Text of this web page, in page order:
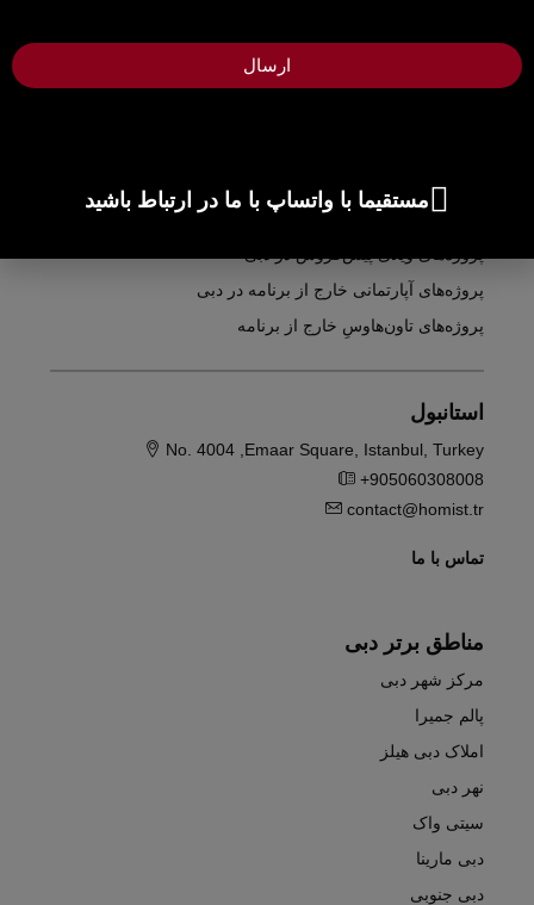
پروژه‌های خارج از برنامه
خانه‌های شهری با طرح فروش فوری در دبی
پروژه‌های خارج از برنامه در دبی
پروژه‌های آپارتمانی خارج از برنامه در دبی
پروژه‌های تاون‌هاوسِ خارج از برنامه
استانبول
No. 4004 ,Emaar Square, Istanbul, Turkey
+905060308008
contact@homist.tr
تماس با ما
مناطق برتر دبی
مرکز شهر دبی
پالم جمیرا
املاک دبی هیلز
نهر دبی
سیتی واک
دبی مارینا
دبی جنوبی
ارسال
مستقیما با واتساپ با ما در ارتباط باشید